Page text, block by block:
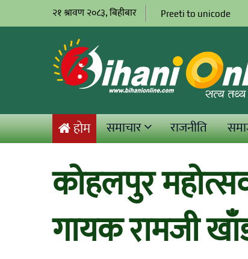
२१ श्रावण २०८३, बिहीबार Preeti to unicode
होम समाचार राजनीति
कोहलपुर
गायक रामजी